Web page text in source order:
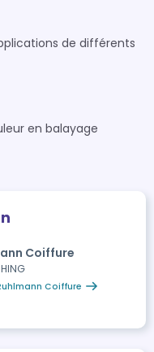
de différents
en balayage
Coiffure
Coiffure